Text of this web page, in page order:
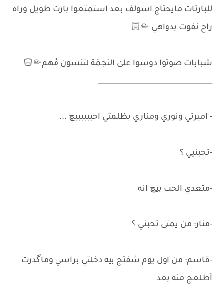
للبارتات مايحتاج اسولف بعد استمتعوا بارت طويل وراه
راح نفوت بدواهي 🤏🏻
شبابات صوتوا دوسوا علىٰ النجمَة لتنسون مُهم🤏🏻
_________________________________
- اميرتي ونوري ومناري بظلمتي احببببببچ ...
-تحبنيي ؟
-متعدي الحب بيچ انه
-منار: من يمتى تحبني ؟
-قاسم: من اول يوم شفتج بيه دخلتي براسي وماگدرت
أطلعج منه بعد